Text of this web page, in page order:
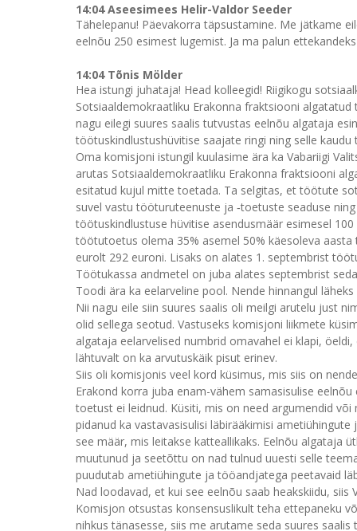
14:04 Aseesimees Helir-Valdor Seeder
Tähelepanu! Päevakorra täpsustamine. Me jätkame
eelnõu 250 esimest lugemist. Ja ma palun
14:04 Tõnis Mölder
Hea istungi juhataja! Head kolleegid! Riigikogu
Sotsiaaldemokraatliku Erakonna fraktsiooni
nagu eilegi suures saalis tutvustas eelnõu algataja
töötuskindlustushüvitise saajate ringi ning selle
Oma komisjoni istungil kuulasime ära ka Vabariigi
arutas Sotsiaaldemokraatliku Erakonna fraktsiooni
esitatud kujul mitte toetada. Ta selgitas, et töötute
suvel vastu tööturuteenuste ja ‑toetuste seaduse
töötuskindlustuse hüvitise asendusmäär esimesel
töötutoetus olema 35% asemel 50% käesoleva
eurolt 292 euroni. Lisaks on alates 1. septembrist
Töötukassa andmetel on juba alates septembrist
Toodi ära ka eelarveline pool. Nende hinnangul
Nii nagu eile siin suures saalis oli meilgi arutelu just
olid sellega seotud. Vastuseks komisjoni liikmete
algataja eelarvelised numbrid omavahel ei klapi,
lähtuvalt on ka arvutuskäik pisut erinev.
Siis oli komisjonis veel kord küsimus, mis siis on
Erakond korra juba enam-vähem samasisulise
toetust ei leidnud. Küsiti, mis on need argumendid
pidanud ka vastavasisulisi läbirääkimisi
see määr, mis leitakse katteallikaks. Eelnõu algataja
muutunud ja seetõttu on nad tulnud uuesti selle
puudutab ametiühingute ja tööandjatega peetavaid
Nad loodavad, et kui see eelnõu saab heakskiidu, siis
Komisjon otsustas konsensuslikult teha ettepaneku
nihkus tänasesse, siis me arutame seda suures